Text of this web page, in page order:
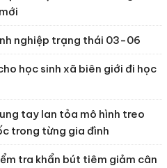
nghiệp trạng thái 03-06
học sinh xã biên giới đi học
tay lan tỏa mô hình treo
trong từng gia đình
tra khẩn bút tiêm giảm cân